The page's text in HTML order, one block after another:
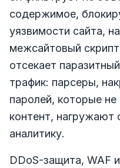
содержимое,
уязвимости сайта,
межсайтовый
отсекает
трафик: парсеры,
паролей, которые не
контент, нагружают
аналитику.
DDoS-защита, WAF